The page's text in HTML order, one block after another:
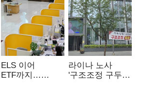
ELS 이어
ETF까지…
라이나 노사
'구조조정 구두